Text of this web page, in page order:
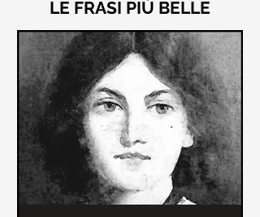
LE FRASI PIÙ BELLE